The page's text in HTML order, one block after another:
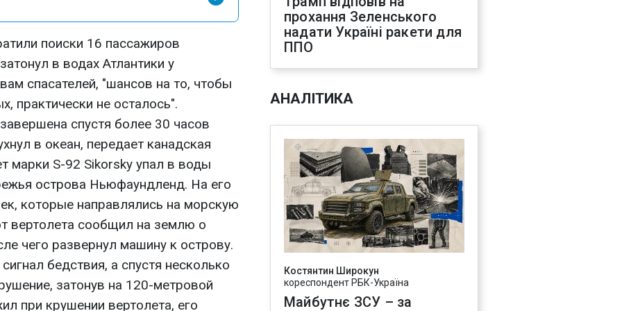
поиски 16 пассажиров
в водах Атлантики у
спасателей, "шансов на то, чтобы
практически не осталось".
спустя более 30 часов
в океан, передает канадская
марки S-92 Sikorsky упал в воды
острова Ньюфаундленд. На его
которые направлялись на морскую
вертолета сообщил на землю о
чего развернул машину к острову.
бедствия, а спустя несколько
затонув на 120-метровой
при крушении вертолета, его
прохання Зеленського
надати Україні ракети для
ППО
АНАЛІТИКА
Костянтин Широкун
кореспондент РБК-Україна
Майбутнє ЗСУ – за